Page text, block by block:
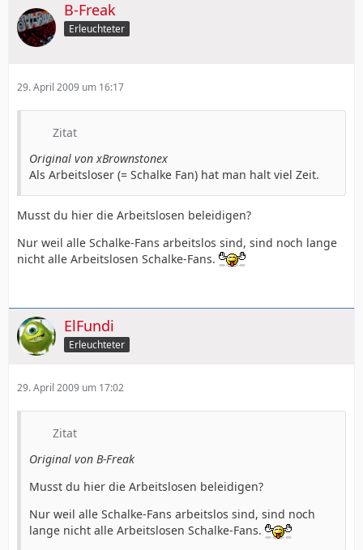
B-Freak
Erleuchteter
29. April 2009 um 16:17
Zitat
Original von xBrownstonex
Als Arbeitsloser (= Schalke Fan) hat man halt viel Zeit.
Musst du hier die Arbeitslosen beleidigen?
Nur weil alle Schalke-Fans arbeitslos sind, sind noch lange
nicht alle Arbeitslosen Schalke-Fans.
ElFundi
Erleuchteter
29. April 2009 um 17:02
Zitat
Original von B-Freak
Musst du hier die Arbeitslosen beleidigen?
Nur weil alle Schalke-Fans arbeitslos sind, sind noch
lange nicht alle Arbeitslosen Schalke-Fans.